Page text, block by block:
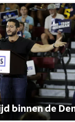
binnen de